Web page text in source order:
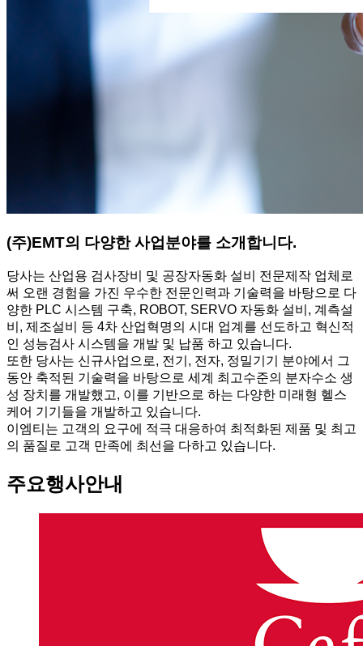
(주)EMT의 다양한 사업분야를 소개합니다.
당사는 산업용 검사장비 및 공장자동화 설비 전문제작 업체로
써 오랜 경험을 가진 우수한 전문인력과 기술력을 바탕으로 다
양한 PLC 시스템 구축, ROBOT, SERVO 자동화 설비, 계측설
비, 제조설비 등 4차 산업혁명의 시대 업계를 선도하고 혁신적
인 성능검사 시스템을 개발 및 납품 하고 있습니다.
또한 당사는 신규사업으로, 전기, 전자, 정밀기기 분야에서 그
동안 축적된 기술력을 바탕으로 세계 최고수준의 분자수소 생
성 장치를 개발했고, 이를 기반으로 하는 다양한 미래형 헬스
케어 기기들을 개발하고 있습니다.
이엠티는 고객의 요구에 적극 대응하여 최적화된 제품 및 최고
의 품질로 고객 만족에 최선을 다하고 있습니다.
주요행사안내